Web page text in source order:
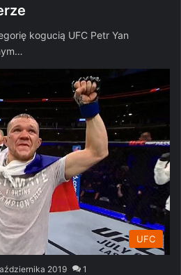
kogucią UFC Petr Yan
UFC
2019 1